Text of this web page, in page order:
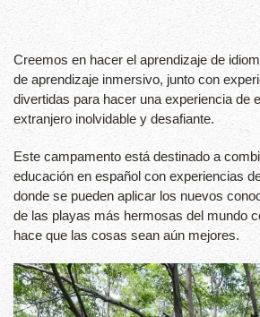
Creemos en hacer el aprendizaje de
de aprendizaje inmersivo, junto con
divertidas para hacer una experiencia de
extranjero inolvidable y desafiante.
Este campamento está destinado a
educación en español con experiencias
donde se pueden aplicar los nuevos
de las playas más hermosas del mundo
hace que las cosas sean aún mejores.